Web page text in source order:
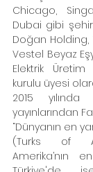
Chicago,
Dubai gibi
Doğan Holding,
Vestel Beyaz
Elektrik Üretim
kurulu üyesi
2015
yayınlarından
“Dünyanın en
(Turks of
Amerika’nın